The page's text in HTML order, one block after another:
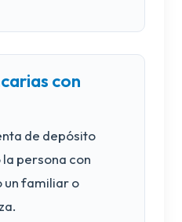
con
de depósito
persona con
un familiar o